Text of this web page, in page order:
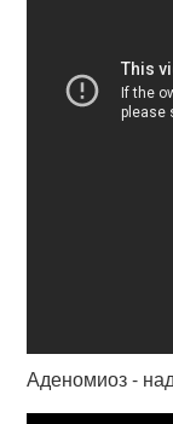
Аденомиоз -